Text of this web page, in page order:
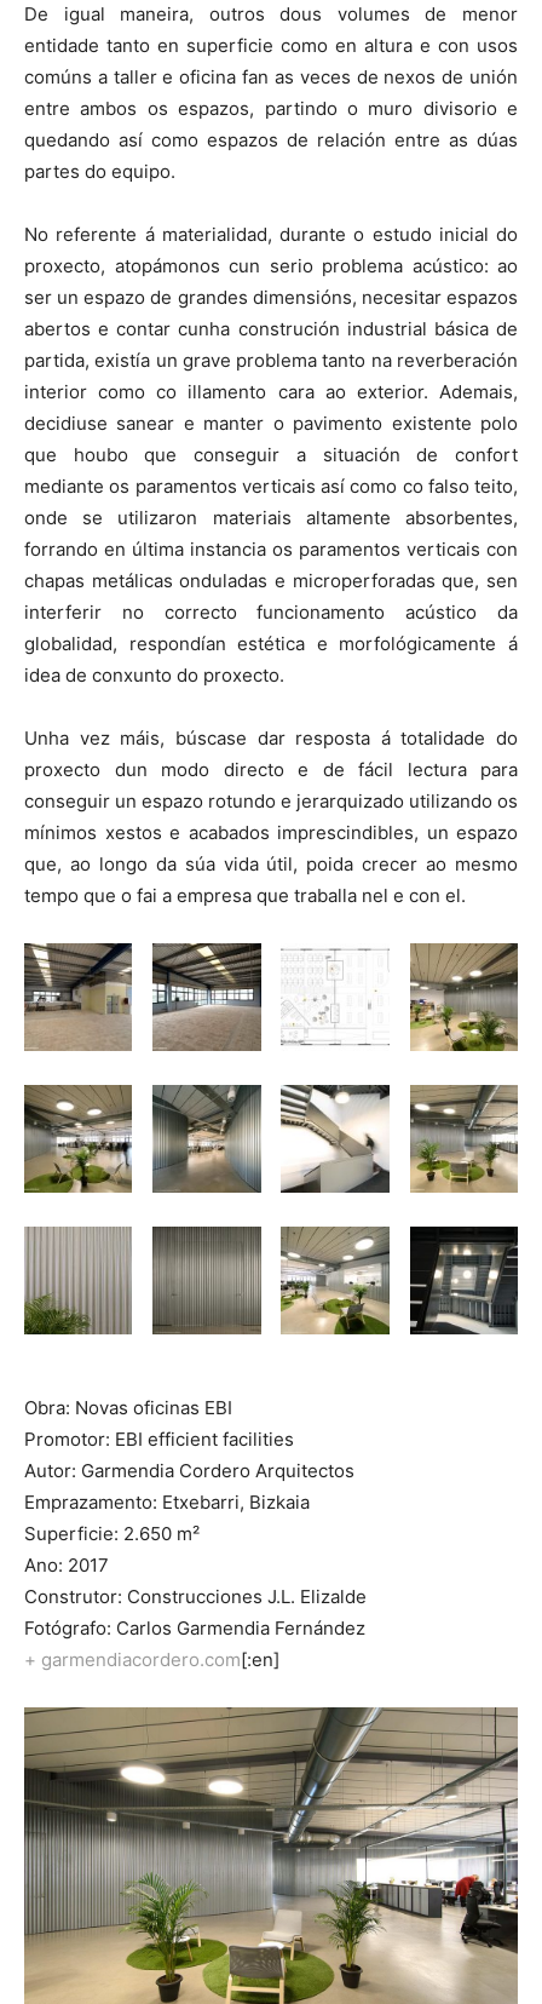
De igual maneira, outros dous volumes de menor
entidade tanto en superficie como en altura e con usos
comúns a taller e oficina fan as veces de nexos de unión
entre ambos os espazos, partindo o muro divisorio e
quedando así como espazos de relación entre as dúas
partes do equipo.
No referente á materialidad, durante o estudo inicial do
proxecto, atopámonos cun serio problema acústico: ao
ser un espazo de grandes dimensións, necesitar espazos
abertos e contar cunha construción industrial básica de
partida, existía un grave problema tanto na reverberación
interior como co illamento cara ao exterior. Ademais,
decidiuse sanear e manter o pavimento existente polo
que houbo que conseguir a situación de confort
mediante os paramentos verticais así como co falso teito,
onde se utilizaron materiais altamente absorbentes,
forrando en última instancia os paramentos verticais con
chapas metálicas onduladas e microperforadas que, sen
interferir no correcto funcionamento acústico da
globalidad, respondían estética e morfológicamente á
idea de conxunto do proxecto.
Unha vez máis, búscase dar resposta á totalidade do
proxecto dun modo directo e de fácil lectura para
conseguir un espazo rotundo e jerarquizado utilizando os
mínimos xestos e acabados imprescindibles, un espazo
que, ao longo da súa vida útil, poida crecer ao mesmo
tempo que o fai a empresa que traballa nel e con el.
Obra: Novas oficinas EBI
Promotor: EBI efficient facilities
Autor: Garmendia Cordero Arquitectos
Emprazamento: Etxebarri, Bizkaia
Superficie: 2.650 m²
Ano: 2017
Construtor: Construcciones J.L. Elizalde
Fotógrafo: Carlos Garmendia Fernández
+ garmendiacordero.com[:en]